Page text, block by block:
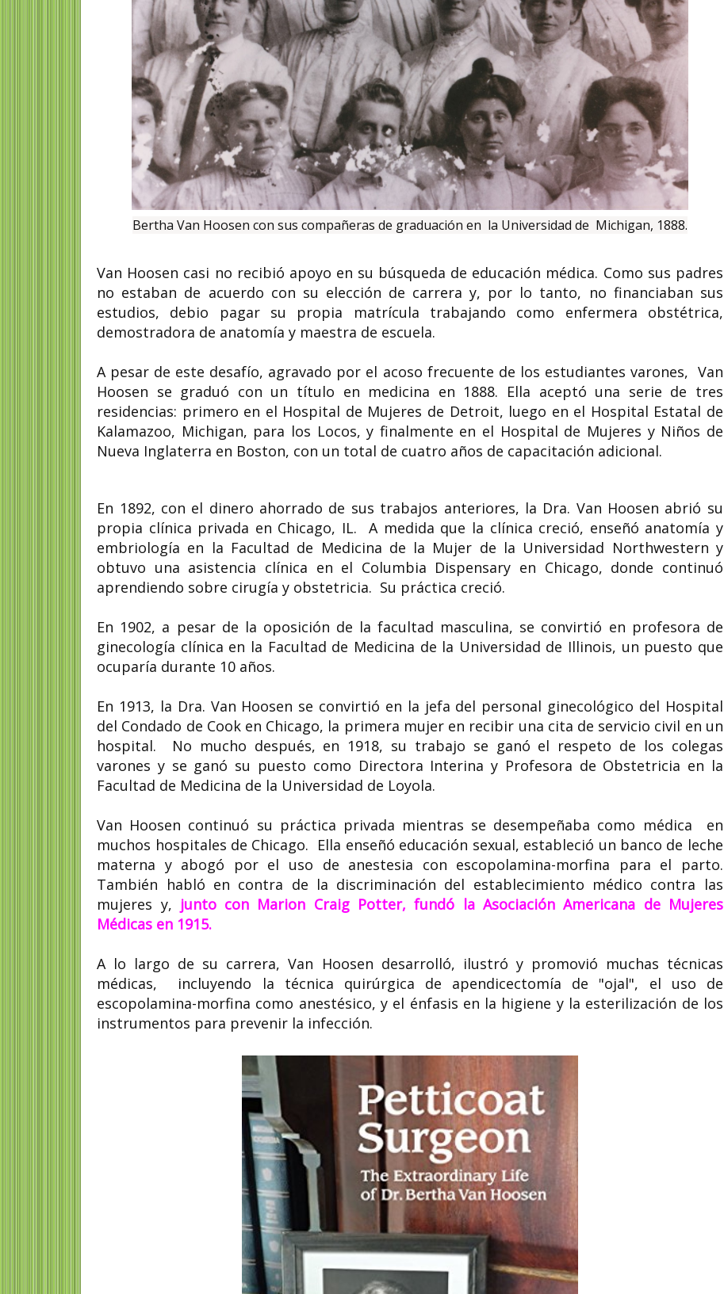
Bertha Van Hoosen con sus compañeras de graduación en la Universidad de Michigan, 1888.
Van Hoosen casi no recibió apoyo en su búsqueda de educación médica. Como sus padres
no estaban de acuerdo con su elección de carrera y, por lo tanto, no financiaban sus
estudios, debio pagar su propia matrícula trabajando como enfermera obstétrica,
demostradora de anatomía y maestra de escuela.
A pesar de este desafío, agravado por el acoso frecuente de los estudiantes varones, Van
Hoosen se graduó con un título en medicina en 1888. Ella aceptó una serie de tres
residencias: primero en el Hospital de Mujeres de Detroit, luego en el Hospital Estatal de
Kalamazoo, Michigan, para los Locos, y finalmente en el Hospital de Mujeres y Niños de
Nueva Inglaterra en Boston, con un total de cuatro años de capacitación adicional.
En 1892, con el dinero ahorrado de sus trabajos anteriores, la Dra. Van Hoosen abrió su
propia clínica privada en Chicago, IL. A medida que la clínica creció, enseñó anatomía y
embriología en la Facultad de Medicina de la Mujer de la Universidad Northwestern y
obtuvo una asistencia clínica en el Columbia Dispensary en Chicago, donde continuó
aprendiendo sobre cirugía y obstetricia. Su práctica creció.
En 1902, a pesar de la oposición de la facultad masculina, se convirtió en profesora de
ginecología clínica en la Facultad de Medicina de la Universidad de Illinois, un puesto que
ocuparía durante 10 años.
En 1913, la Dra. Van Hoosen se convirtió en la jefa del personal ginecológico del Hospital
del Condado de Cook en Chicago, la primera mujer en recibir una cita de servicio civil en un
hospital. No mucho después, en 1918, su trabajo se ganó el respeto de los colegas
varones y se ganó su puesto como Directora Interina y Profesora de Obstetricia en la
Facultad de Medicina de la Universidad de Loyola.
Van Hoosen continuó su práctica privada mientras se desempeñaba como médica en
muchos hospitales de Chicago. Ella enseñó educación sexual, estableció un banco de leche
materna y abogó por el uso de anestesia con escopolamina-morfina para el parto.
También habló en contra de la discriminación del establecimiento médico contra las
mujeres y, junto con Marion Craig Potter, fundó la Asociación Americana de Mujeres
Médicas en 1915.
A lo largo de su carrera, Van Hoosen desarrolló, ilustró y promovió muchas técnicas
médicas, incluyendo la técnica quirúrgica de apendicectomía de "ojal", el uso de
escopolamina-morfina como anestésico, y el énfasis en la higiene y la esterilización de los
instrumentos para prevenir la infección.